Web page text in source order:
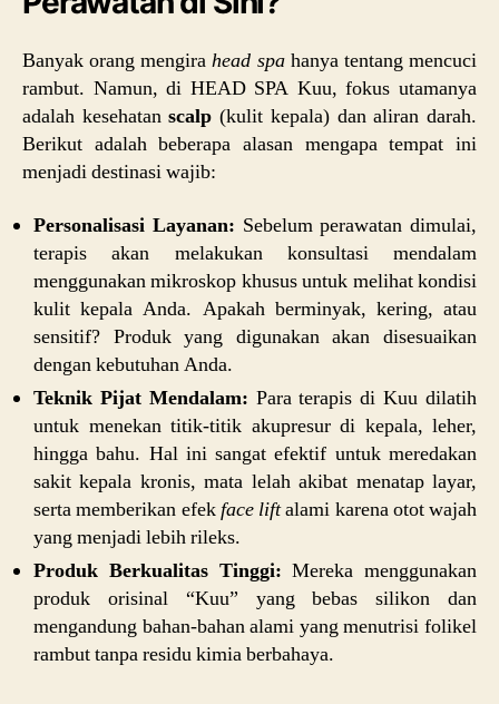
Banyak orang mengirahead spahanya tentang mencuci
rambut. Namun, di HEAD SPA Kuu, fokus utamanya
adalah kesehatanscalp (kulit kepala) dan aliran darah.
Berikut adalah beberapa alasan mengapa tempat ini
menjadi destinasi wajib:
Personalisasi Layanan: Sebelum perawatan dimulai,
terapis akan melakukan konsultasi mendalam
menggunakan mikroskop khusus untuk melihat kondisi
kulit kepala Anda. Apakah berminyak, kering, atau
sensitif? Produk yang digunakan akan disesuaikan
dengan kebutuhan Anda.
Teknik Pijat Mendalam: Para terapis di Kuu dilatih
untuk menekan titik-titik akupresur di kepala, leher,
hingga bahu. Hal ini sangat efektif untuk meredakan
sakit kepala kronis, mata lelah akibat menatap layar,
serta memberikan efekface liftalami karena otot wajah
yang menjadi lebih rileks.
Produk Berkualitas Tinggi: Mereka menggunakan
produk orisinal “Kuu” yang bebas silikon dan
mengandung bahan-bahan alami yang menutrisi folikel
rambut tanpa residu kimia berbahaya.